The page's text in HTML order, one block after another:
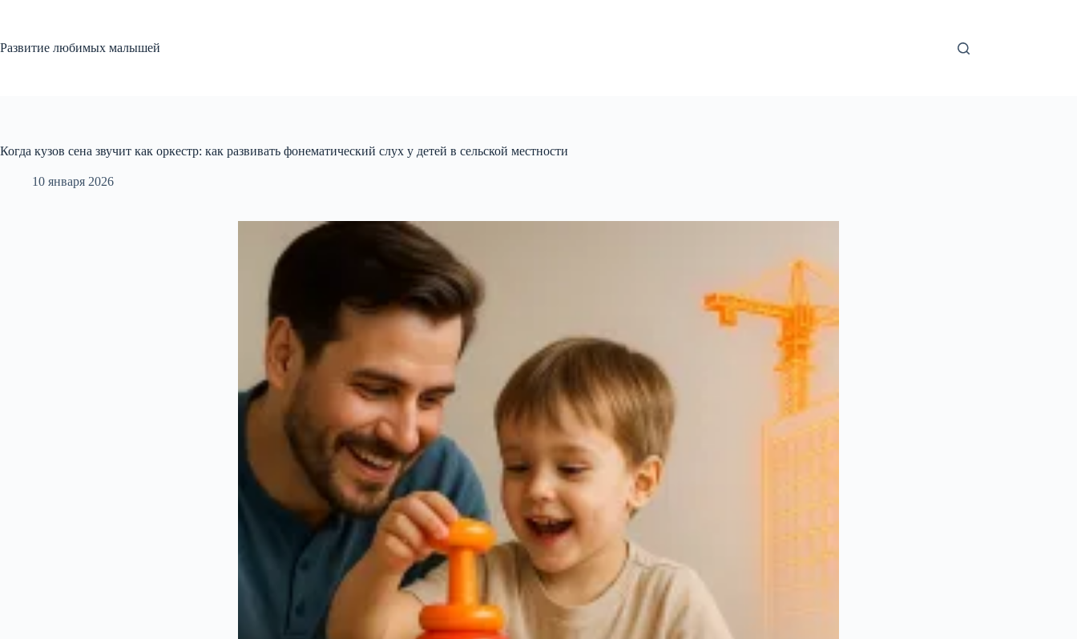
Развитие любимых малышей
Когда кузов сена звучит как оркестр: как развивать фонематический слух у детей в сельской местности
10 января 2026